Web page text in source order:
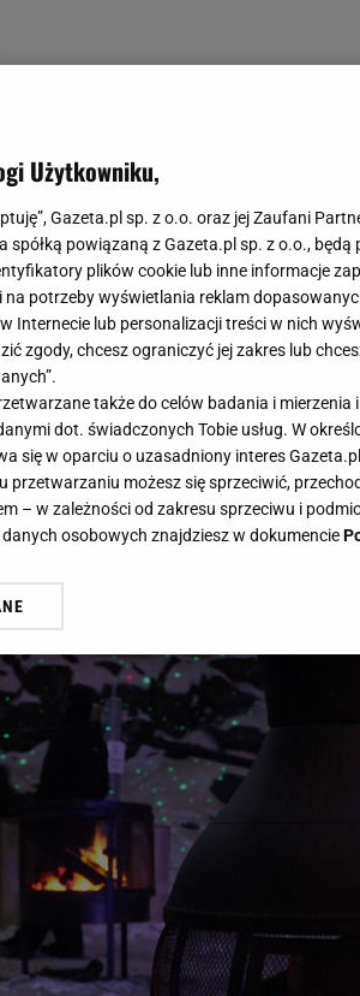
w zimie?
trend
ciepły koc i ogień tańczący w
przystrojony salon. Ten trend
kącik?
Użytkowniku,
Gazeta.pl sp. z o.o. oraz jej Zaufani
spółką powiązaną z Gazeta.pl sp. z o.o.,
plików cookie lub inne informacje
potrzeby wyświetlania reklam
Internecie lub personalizacji treści w nich
zgody, chcesz ograniczyć jej zakres lub
także do celów badania i
dot. świadczonych Tobie usług. W
się w oparciu o uzasadniony interes
przetwarzaniu możesz się sprzeciwić,
– w zależności od zakresu sprzeciwu i
osobowych znajdziesz w dokumencie
zgodę na zainstalowanie i przechowywanie
narzędzie do zarządzania twoimi
” w stopce serwisu i przechodząc do
pomocą ustawień przeglądarki.
możemy przetwarzać dane osobowe w
Aktywne skanowanie
lub dostęp do nich. Spersonalizowane
Lista Zaufanych Partnerów